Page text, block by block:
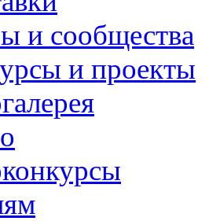
и сообщества
и проекты